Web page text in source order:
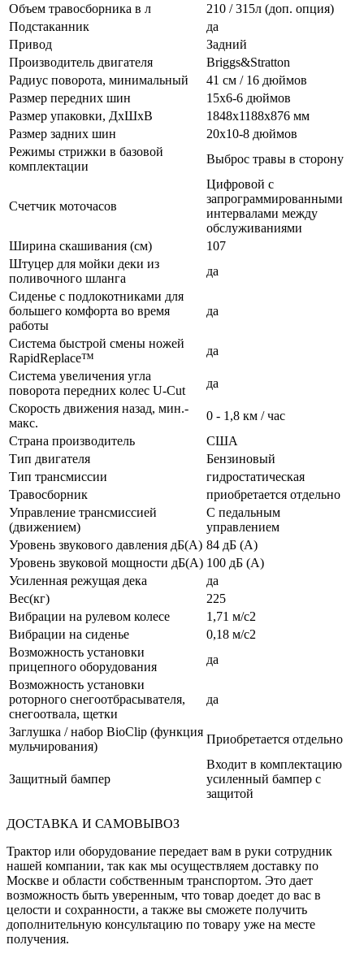
Объем травосборника в л
210 / 315л (доп. опция)
Подстаканник
да
Привод
Задний
Производитель двигателя
Briggs&Stratton
Радиус поворота, минимальный
41 см / 16 дюймов
Размер передних шин
15x6-6 дюймов
Размер упаковки, ДxШxВ
1848x1188x876 мм
Размер задних шин
20x10-8 дюймов
Режимы стрижки в базовой
комплектации
Выброс травы в сторону
Счетчик моточасов
Цифровой с
запрограммированными
интервалами между
обслуживаниями
Ширина скашивания (см)
107
Штуцер для мойки деки из
поливочного шланга
да
Сиденье с подлокотниками для
большего комфорта во время
работы
да
Система быстрой смены ножей
RapidReplace™
да
Система увеличения угла
поворота передних колес U-Cut
да
Скорость движения назад, мин.-
макс.
0 - 1,8 км / час
Страна производитель
США
Тип двигателя
Бензиновый
Тип трансмиссии
гидростатическая
Травосборник
приобретается отдельно
Управление трансмиссией
(движением)
С педальным
управлением
Уровень звукового давления дБ(A) 84 дБ (A)
Уровень звуковой мощности дБ(A) 100 дБ (A)
Усиленная режущая дека
да
Вес(кг)
225
Вибрации на рулевом колесе
1,71 м/с2
Вибрации на сиденье
0,18 м/с2
Возможность установки
прицепного оборудования
да
Возможность установки
роторного снегоотбрасывателя,
снегоотвала, щетки
да
Заглушка / набор BioClip (функция
мульчирования)
Приобретается отдельно
Защитный бампер
Входит в комплектацию
усиленный бампер с
защитой
ДОСТАВКА И САМОВЫВОЗ
Трактор или оборудование передает вам в руки сотрудник
нашей компании, так как мы осуществляем доставку по
Москве и области собственным транспортом. Это дает
возможность быть уверенным, что товар доедет до вас в
целости и сохранности, а также вы сможете получить
дополнительную консультацию по товару уже на месте
получения.